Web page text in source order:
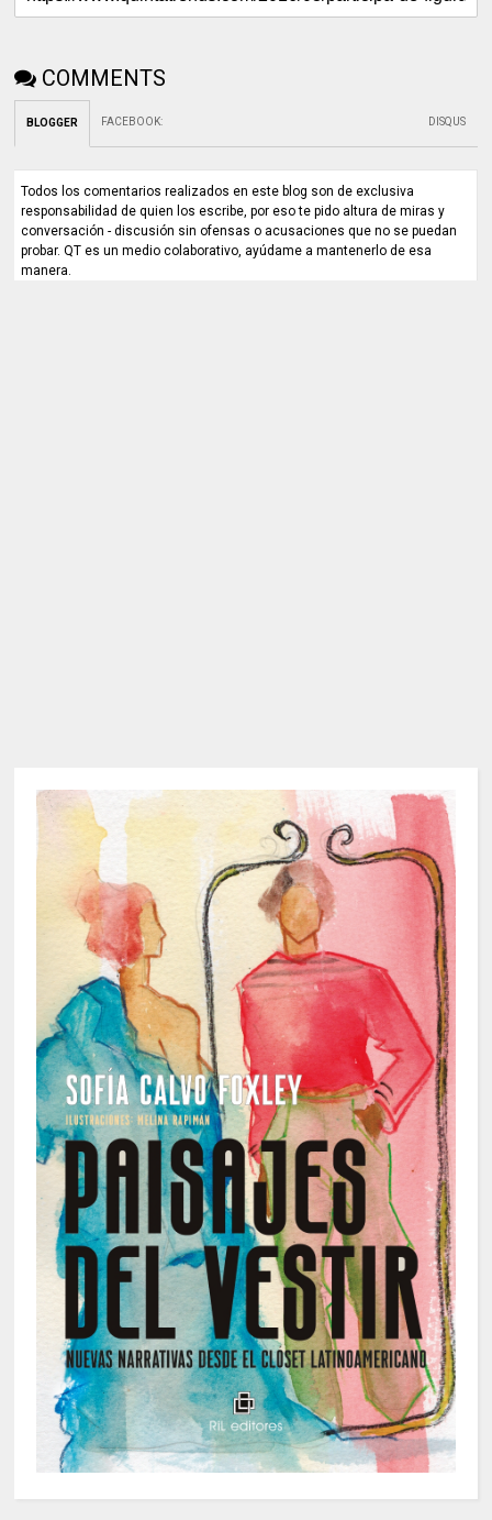
COMMENTS
BLOGGER FACEBOOK: DISQUS
Todos los comentarios realizados en este blog son de exclusiva
responsabilidad de quien los escribe, por eso te pido altura de miras y
conversación - discusión sin ofensas o acusaciones que no se puedan
probar. QT es un medio colaborativo, ayúdame a mantenerlo de esa
manera.